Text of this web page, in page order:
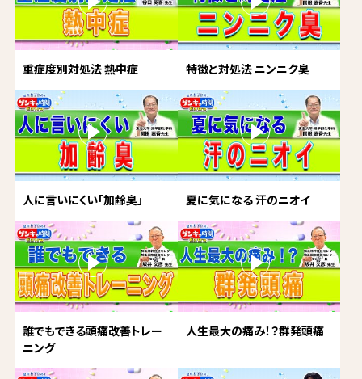
重症度別対処法 熱中症 特徴と対処法 ニンニク臭
人に言いにくい「加齢臭」 夏に気になる 汗のニオイ
誰でもできる頭痛改善トレー
ニング
人生最大の痛み！？群発頭痛